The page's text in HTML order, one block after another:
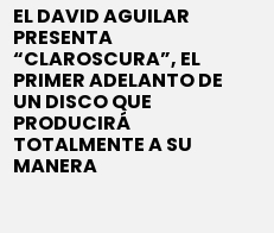
EL DAVID AGUILAR
PRESENTA
“CLAROSCURA”, EL
PRIMER ADELANTO DE
UN DISCO QUE
PRODUCIRÁ
TOTALMENTE A SU
MANERA